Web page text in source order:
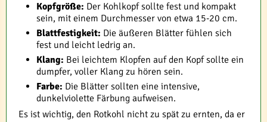
Kopfgröße: Der Kohlkopf sollte fest und kompakt
sein, mit einem Durchmesser von etwa 15-20 cm.
Blattfestigkeit: Die äußeren Blätter fühlen sich
fest und leicht ledrig an.
Klang: Bei leichtem Klopfen auf den Kopf sollte ein
dumpfer, voller Klang zu hören sein.
Farbe: Die Blätter sollten eine intensive,
dunkelviolette Färbung aufweisen.
Es ist wichtig, den Rotkohl nicht zu spät zu ernten, da er